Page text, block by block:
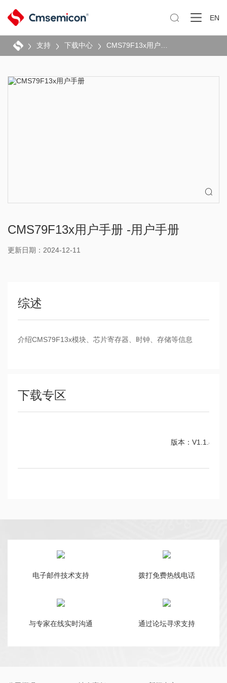
 EN
支持 下载中心

CMS79F13x用户手册 -用户手册
更新日期：2024-12-11
综述
介绍CMS79F13x模块、芯片寄存器、时钟、存储等信息
下载专区
版本：V1.1.4
电子邮件技术支持 拨打免费热线电话
与专家在线实时沟通 通过论坛寻求支持